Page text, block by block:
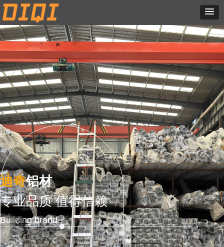
迪奇铝材
专业品质 值得信赖
Building brand
넳 넲